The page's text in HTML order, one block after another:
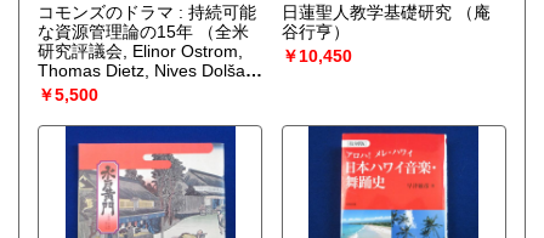
コモンズのドラマ : 持続可能
な資源管理論の15年
（全米
研究評議会, Elinor Ostrom,
Thomas Dietz, Nives Dolšak
ほか編 ; 茂木愛一郎, 三俣学,
泉留維 監訳）
￥5,500
日蓮聖人教学基礎研究
（庵
谷行亨）
￥10,450